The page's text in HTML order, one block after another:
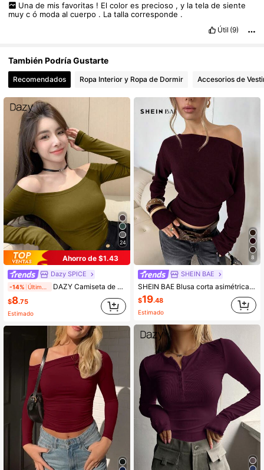
Una de mis favoritas ! El color es precioso , y la tela de siente
muycó modaalcuerpo . Latallacorresponde .
Útil (9)
También Podría Gustarte
Recomendados Ropa Interior y Ropa de Dormir Accesorios de
24
Ahorro de $1.43
Dazy SPICE
-14% DAZY Camiseta de mujer ajustada con hombros descubiertos, manga larga, para verano, top para salir
$8.75
Estimado
8
SHEIN BAE
SHEIN BAE Blusa corta asimétrica de mujer, unicolor, para primavera/otoño
$19.48
Estimado